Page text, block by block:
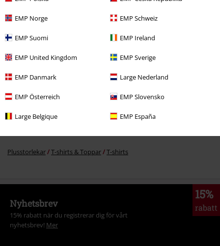
EMP Norge EMP Schweiz
EMP Suomi EMP Ireland
EMP United Kingdom EMP Sverige
EMP Danmark Large Nederland
EMP Österreich EMP Slovensko
Large Belgique EMP España
More categories. More options.
Rea % Bandmerch
Rea % Kläder T-shirts & Toppar T-Shirts
Rea % Bandmerch
Plusstorlekar T-shirts & Toppar T-shirts
15%
rabatt
Nyhetsbrev
15% rabatt när du registrerar dig för vårt
nyhetsbrev! Mer